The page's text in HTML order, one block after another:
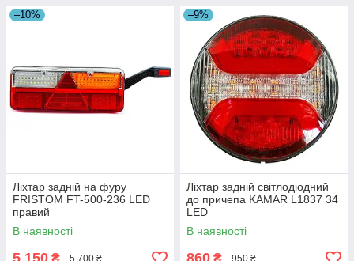
–10%
Ліхтар задній на фуру
FRISTOM FT-500-236 LED
правий
В наявності
5 700 ₴
–9%
Ліхтар задній світлодіодний
до причепа KAMAR L1837 34
LED
В наявності
950 ₴